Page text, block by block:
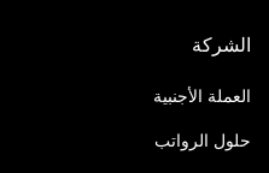
الشركة
العملة الأجنبية
حلول الرواتب